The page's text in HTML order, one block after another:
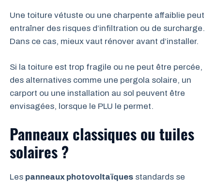
Une toiture vétuste ou une charpente affaiblie peut
entraîner des risques d’infiltration ou de surcharge.
Dans ce cas, mieux vaut rénover avant d’installer.
Si la toiture est trop fragile ou ne peut être percée,
des alternatives comme une pergola solaire, un
carport ou une installation au sol peuvent être
envisagées, lorsque le PLU le permet.
Panneaux classiques ou tuiles
solaires ?
Les panneaux photovoltaïques standards se